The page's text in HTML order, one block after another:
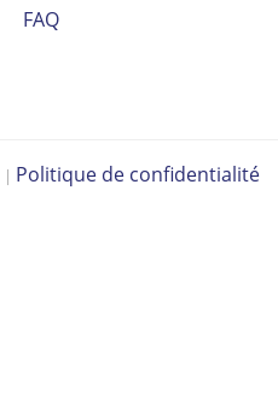
FAQ
| Politique de confidentialité